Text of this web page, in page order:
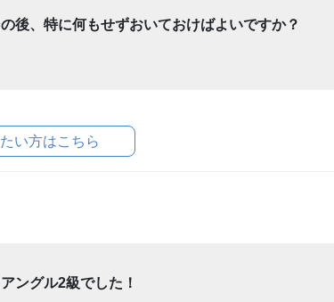
後、特に何もせずおいておけばよいですか？
い方はこちら
ングル2級でした！